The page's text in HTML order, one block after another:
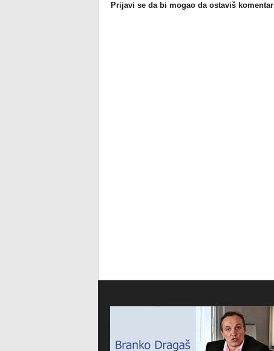
Prijavi se da bi mogao da ostaviš komentar